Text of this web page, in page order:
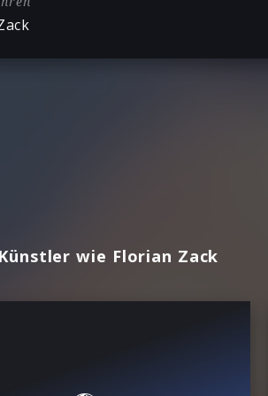
wie Florian Zack